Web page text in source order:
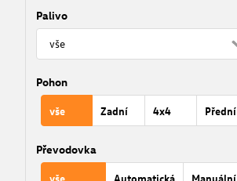
Palivo
Pohon
vše Zadní 4x4 Přední
Převodovka
vše Automatická Manuální